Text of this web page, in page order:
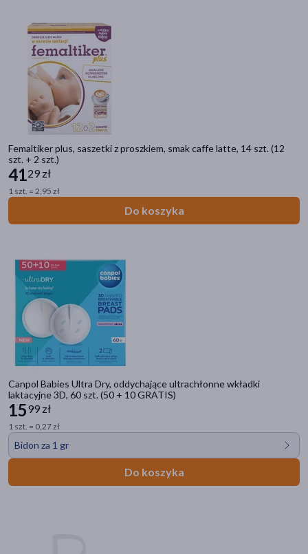
Femaltiker plus, saszetki z proszkiem, smak caffe latte, 14 szt. (12
szt. + 2 szt.)
4129 zł
1 szt. = 2,95 zł
Do koszyka
Canpol Babies Ultra Dry, oddychające ultrachłonne wkładki
laktacyjne 3D, 60 szt. (50 + 10 GRATIS)
1599 zł
1 szt. = 0,27 zł
Bidon za 1 gr
Do koszyka